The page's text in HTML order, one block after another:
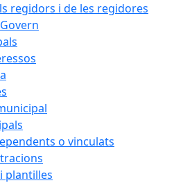
regidors i de les regidores
o vinculats
plantilles